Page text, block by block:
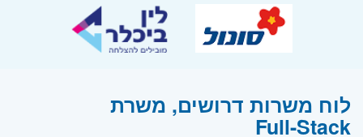
לוח משרות דרושים, משרת
Full-Stack